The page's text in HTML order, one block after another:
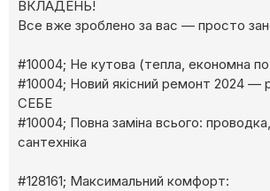
ВКЛАДЕНЬ!
Все вже зроблено за вас — просто
#10004; Не кутова (тепла, економна по
#10004; Новий якісний ремонт 2024 —
СЕБЕ
#10004; Повна заміна всього:
сантехніка
#128161; Максимальний комфорт: